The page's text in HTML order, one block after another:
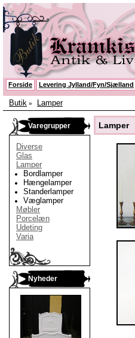
Forside Levering Jylland/Fyn/Sjælland
Butik » Lamper
Varegrupper
Diverse
Glas
Lamper
Bordlamper
Hængelamper
Standerlamper
Væglamper
Møbler
Porcelæn
Udeting
Varia
Nyheder
Lamper